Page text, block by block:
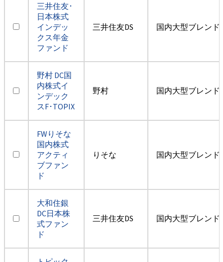
三井住友･
日本株式
インデッ
クス年金
ファンド
三井住友DS 国内大型ブレンド
野村 DC国
内株式イ
ンデック
スF･TOPIX
野村 国内大型ブレンド
FWりそな
国内株式
アクティ
ブファン
ド
りそな 国内大型ブレンド
大和住銀
DC日本株
式ファン
ド
三井住友DS 国内大型ブレンド